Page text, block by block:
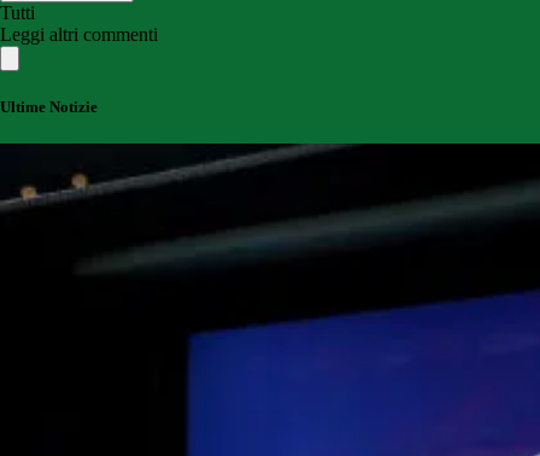
Tutti
Leggi altri commenti
Ultime Notizie